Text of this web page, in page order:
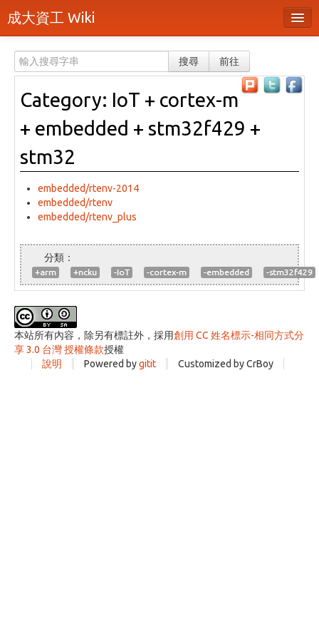
成大資工 Wiki
分類
隨機頁面
最近活動
上傳檔案
登入 / 註冊帳號
搜尋 前往
Category: IoT + cortex-m
+ embedded + stm32f429 +
stm32
embedded/rtenv-2014
embedded/rtenv
embedded/rtenv_plus
+arm +ncku -IoT -cortex-m -embedded -stm32f429
本站所有內容，除另有標註外，採用創用 CC 姓名標示-相同方式分
享 3.0 台灣 授權條款授權
說明
Powered bygitit Customized by CrBoy